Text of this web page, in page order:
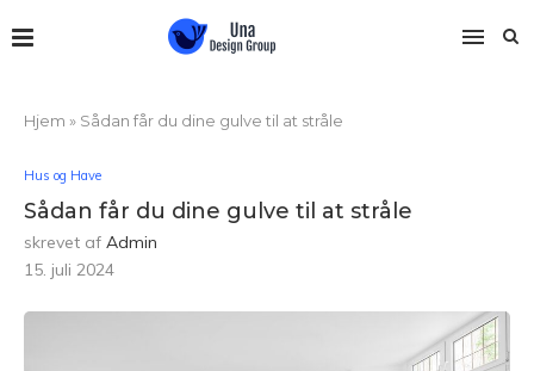
Hjem » Sådan får du dine gulve til at stråle
Hus og Have
Sådan får du dine gulve til at stråle
skrevet af Admin
15. juli 2024